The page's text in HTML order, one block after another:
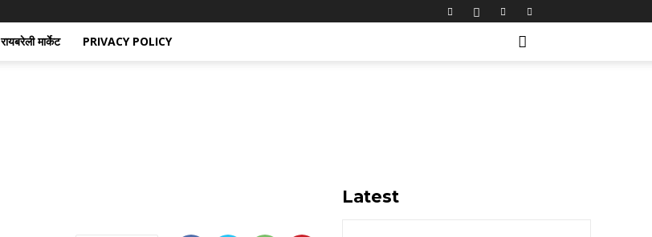
रायबरेली मार्केट PRIVACY POLICY
Latest